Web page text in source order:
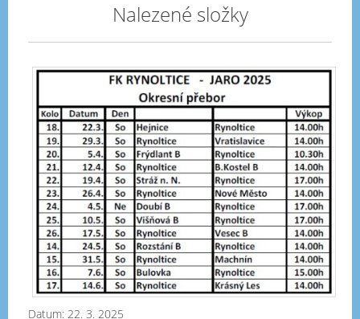
Nalezené složky
Datum: 22. 3. 2025